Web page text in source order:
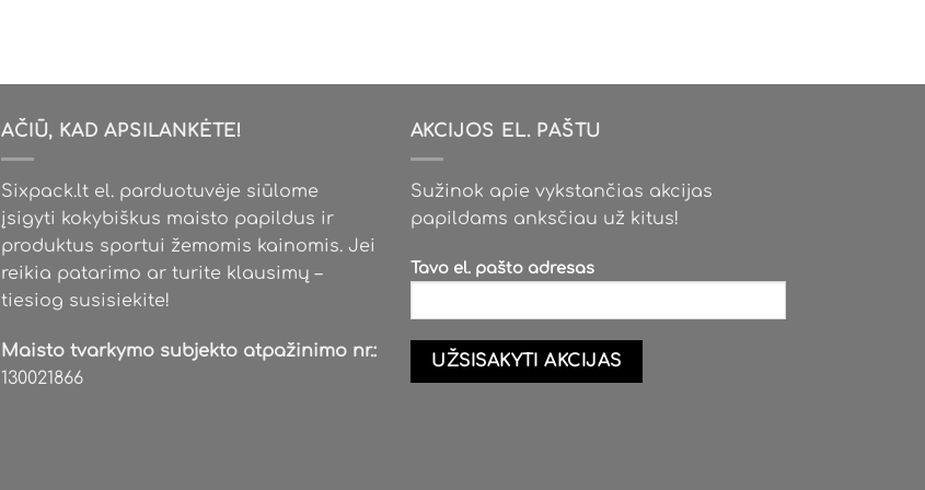
AČIŪ, KAD APSILANKĖTE!
Sixpack.lt el. parduotuvėje siūlome
įsigyti kokybiškus maisto papildus ir
produktus sportui žemomis kainomis. Jei
reikia patarimo ar turite klausimų –
tiesiog susisiekite!
Maisto tvarkymo subjekto atpažinimo nr.:
130021866
AKCIJOS EL. PAŠTU
Sužinok apie vykstančias akcijas
papildams anksčiau už kitus!
Tavo el. pašto adresas